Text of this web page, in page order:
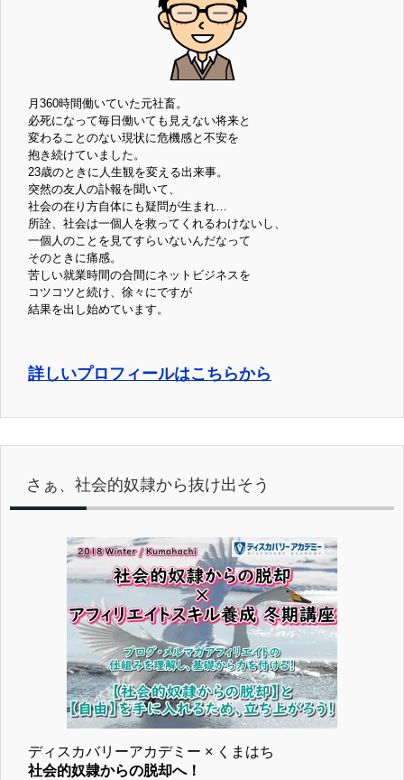
月360時間働いていた元社畜。
必死になって毎日働いても見えない将来と
変わることのない現状に危機感と不安を
抱き続けていました。
23歳のときに人生観を変える出来事。
突然の友人の訃報を聞いて、
社会の在り方自体にも疑問が生まれ…
所詮、社会は一個人を救ってくれるわけないし、
一個人のことを見てすらいないんだなって
そのときに痛感。
苦しい就業時間の合間にネットビジネスを
コツコツと続け、徐々にですが
結果を出し始めています。
詳しいプロフィールはこちらから
さぁ、社会的奴隷から抜け出そう
ディスカバリーアカデミー × くまはち
社会的奴隷からの脱却へ！